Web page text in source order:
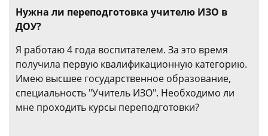
Нужна ли переподготовка учителю ИЗО в
ДОУ?
Я работаю 4 года воспитателем. За это время
получила первую квалификационную категорию.
Имею высшее государственное образование,
специальность "Учитель ИЗО". Необходимо ли
мне проходить курсы переподготовки?